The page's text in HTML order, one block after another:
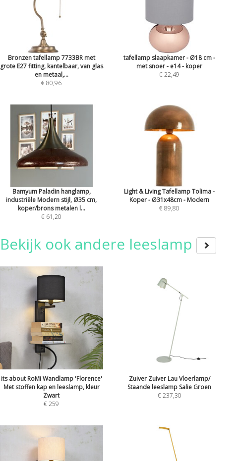
Bronzen tafellamp 7733BR met
grote E27 fitting, kantelbaar, van glas
en metaal,...
€ 80,96
tafellamp slaapkamer - Ø18 cm -
met snoer - e14 - koper
€ 22,49
Bamyum Paladin hanglamp,
industriële Modern stijl, Ø35 cm,
koper/brons metalen l...
€ 61,20
Light & Living Tafellamp Tolima -
Koper - Ø31x48cm - Modern
€ 89,80
Bekijk ook andere leeslamp
its about RoMi Wandlamp 'Florence'
Met stoffen kap en leeslamp, kleur
Zwart
€259
Zuiver Zuiver Lau Vloerlamp/
Staande leeslamp Salie Groen
€237,30